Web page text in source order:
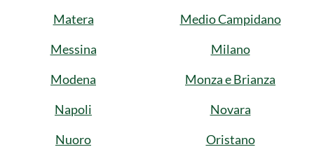
Matera
Medio Campidano
Messina
Milano
Modena
Monza e Brianza
Napoli
Novara
Nuoro
Oristano